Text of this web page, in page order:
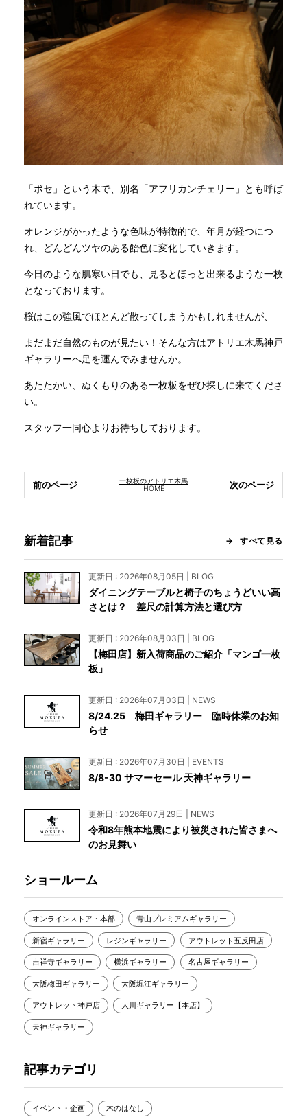
「ボセ」という木で、別名「アフリカンチェリー」とも呼ば
れています。
オレンジがかったような色味が特徴的で、年月が経つにつ
れ、どんどんツヤのある飴色に変化していきます。
今日のような肌寒い日でも、見るとほっと出来るような一枚
となっております。
桜はこの強風でほとんど散ってしまうかもしれませんが、
まだまだ自然のものが見たい！そんな方はアトリエ木馬神戸
ギャラリーへ足を運んでみませんか。
あたたかい、ぬくもりのある一枚板をぜひ探しに来てくださ
い。
スタッフ一同心よりお待ちしております。
一枚板のアトリエ木馬
HOME
前のページ 次のページ
新着記事 すべて見る
更新日 : 2026年08月05日 | BLOG
ダイニングテーブルと椅子のちょうどいい高
さとは？ 差尺の計算方法と選び方
更新日 : 2026年08月03日 | BLOG
【梅田店】新入荷商品のご紹介「マンゴ一枚
板」
更新日 : 2026年07月03日 | NEWS
8/24.25 梅田ギャラリー 臨時休業のお知
らせ
更新日 : 2026年07月30日 | EVENTS
8/8-30 サマーセール 天神ギャラリー
更新日 : 2026年07月29日 | NEWS
令和8年熊本地震により被災された皆さまへ
のお見舞い
ショールーム
オンラインストア・本部 青山プレミアムギャラリー
新宿ギャラリー レジンギャラリー アウトレット五反田店
吉祥寺ギャラリー 横浜ギャラリー 名古屋ギャラリー
大阪梅田ギャラリー 大阪堀江ギャラリー
アウトレット神戸店 大川ギャラリー【本店】
天神ギャラリー
記事カテゴリ
イベント・企画 木のはなし